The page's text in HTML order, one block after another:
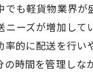
でも軽貨物業界
ニーズが増加し
率的に配送を行
の時間を管理し